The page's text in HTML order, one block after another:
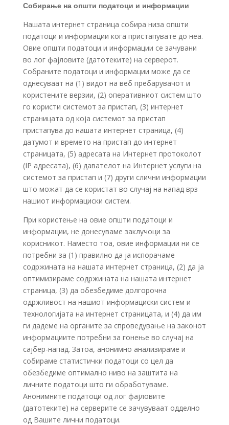
Собирање на општи податоци и информации
Нашата интернет страница собира низа општи
податоци и информации кога пристапувате до неа.
Овие општи податоци и информации се зачувани
во лог фајловите (датотеките) на серверот.
Собраните податоци и информации може да се
однесуваат на (1) видот на веб пребарувачот и
користените верзии, (2) оперативниот систем што
го користи системот за пристап, (3) интернет
страницата од која системот за пристап
пристапува до нашата интернет страница, (4)
датумот и времето на пристап до интернет
страницата, (5) адресата на Интернет протоколот
(IP адресата), (6) давателот на Интернет услуги на
системот за пристап и (7) други слични информации
што можат да се користат во случај на напад врз
нашиот информациски систем.
При користење на овие општи податоци и
информации, не донесуваме заклучоци за
корисникот. Наместо тоа, овие информации ни се
потребни за (1) правилно да ја испорачаме
содржината на нашата интернет страница, (2) да ја
оптимизираме содржината на нашата интернет
страница, (3) да обезбедиме долгорочна
одржливост на нашиот информациски систем и
технологијата на интернет страницата, и (4) да им
ги дадеме на органите за спроведување на законот
информациите потребни за гонење во случај на
сајбер-напад. Затоа, анонимно анализираме и
собираме статистички податоци со цел да
обезбедиме оптимално ниво на заштита на
личните податоци што ги обработуваме.
Анонимните податоци од лог фајловите
(датотеките) на серверите се зачувуваат одделно
од Вашите лични податоци.